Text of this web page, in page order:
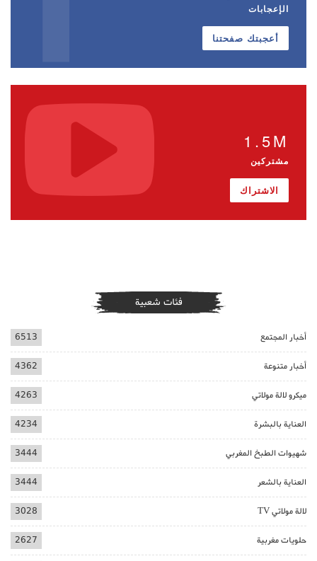
الإعجابات
أعجبتك صفحتنا
1.5M
مشتركين
الاشتراك
فئات شعبية
أخبار المجتمع 6513
أخبار متنوعة 4362
ميكرو لالة مولاتي 4263
العناية بالبشرة 4234
شهيوات الطبخ المغربي 3444
العناية بالشعر 3444
لالة مولاتي TV 3028
حلويات مغربية 2627